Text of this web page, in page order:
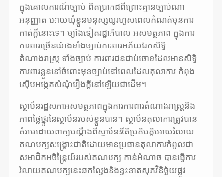
ក្នុងគោលការណ៍ច្បាប់ ពិតប្រាកដពីព្រោះគ្មានច្បាប់ណា
អនុញ្ញាត អោយឃុំខ្លួនមនុស្សយូរហួសពេលកំណត់មុនការ
កាត់ក្តីនោះទេ។ ម្យ៉ាងទៀតរដ្ឋាភិបាល អសមត្ថភាព ក្នុងការ
ការពារច្រើនយ៉ាងទាំងច្បាប់ការពារអភ័យឯកសិទ្ធិ
តំណាងរាស្ត្រ ទាំងច្បាប់ ការពារជនជាប់ចោទដែលមានសិទ្ធិ
ការពារខ្លួននៅចំពោះមុខច្បាប់នៅពេលដែលតុលាការ កំពុង
ស៊ើបអង្កេតសំណុំរឿងក្តីនៅឡើយជាដើម។
ស្ថាប័នរដ្ឋសភាអសមត្ថភាពក្នុងការការពារតំណាងរាស្ត្រនិង
ភាពថ្លៃថ្នូរនៃស្ថាប័នរបស់ខ្លួនបាន។ ស្ថាប័នតុលាការត្រូវបាន
គំរាមដោយពាក្យបណ្តឹងពីស្ថាប័ននីតិប្រតិបត្តិអោយរំលាយ
គណបក្សសង្គ្រោះជាតិដោយមានប្រធានតុលាការកំពូលជា
សមាជិកអចិន្ត្រៃយ៍របស់គណបក្ស កាន់អំណាច បានធ្វើការ
រំលាយគណបក្សនេះឆកល្វែងនិងខ្វះខាតសុភវិនិច្ឆ័យផ្លូវ